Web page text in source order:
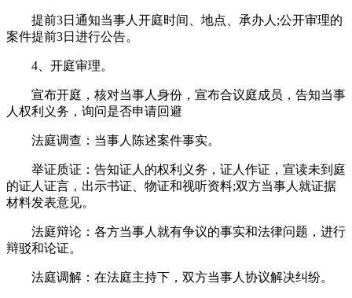
提前3日通知当事人开庭时间、地点、承办人;公开审理的
案件提前3日进行公告。
4、开庭审理。
宣布开庭，核对当事人身份，宣布合议庭成员，告知当事
人权利义务，询问是否申请回避
法庭调查：当事人陈述案件事实。
举证质证：告知证人的权利义务，证人作证，宣读未到庭
的证人证言，出示书证、物证和视听资料;双方当事人就证据
材料发表意见。
法庭辩论：各方当事人就有争议的事实和法律问题，进行
辩驳和论证。
法庭调解：在法庭主持下，双方当事人协议解决纠纷。